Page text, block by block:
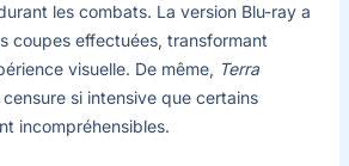
les combats. La version Blu-ray a
coupes effectuées, transformant
visuelle. De même, Terra
si intensive que certains
incompréhensibles.